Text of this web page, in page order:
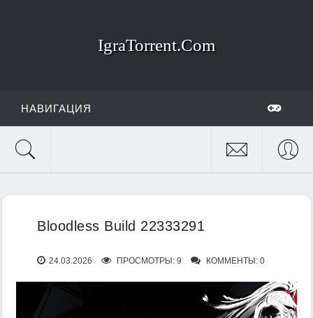
IgraTorrent.Com
НАВИГАЦИЯ
Bloodless Build 22333291
24.03.2026 ПРОСМОТРЫ: 9 КОММЕНТЫ: 0